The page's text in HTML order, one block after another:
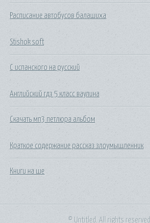
Расписание автобусов балашиха
Stishok soft
С испанского на русский
Английский гдз 5 класс ваулина
Скачать мп3 петлюра альбом
Краткое содержание рассказ злоумышленник
Книги на ше
© Untitled. All rights reserved.